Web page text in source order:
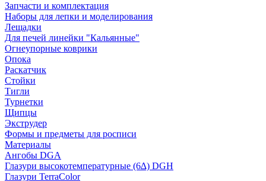
Запчасти и комплектация
Наборы для лепки и моделирования
Лещадки
Для печей линейки "Кальянные"
Огнеупорные коврики
Опока
Раскатчик
Стойки
Тигли
Турнетки
Щипцы
Экструдер
Формы и предметы для росписи
Материалы
Ангобы DGA
Глазури высокотемпературные (6∆) DGH
Глазури TerraColor